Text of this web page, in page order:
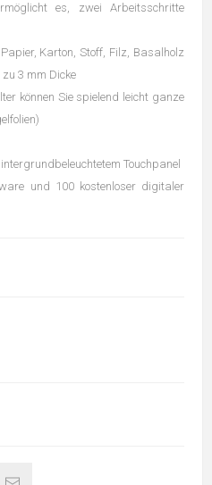
es, zwei Arbeitsschritte
Karton, Stoff, Filz, Basalholz
3 mm Dicke
können Sie spielend leicht ganze
Touchpanel
und 100 kostenloser digitaler